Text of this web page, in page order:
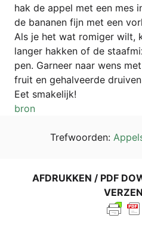
hak de appel met een mes
de bana­nen fijn met een
Als je het wat romi­ger wilt,
lan­ger hak­ken of de
pen. Gar­neer naar wens
fruit en gehal­ve­er­de
Eet sma­ke­li­jk!
bron
Tref­wo­or­den:
AFDRUK­KEN / PDF